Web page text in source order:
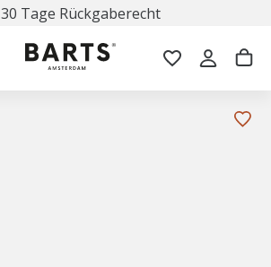
30 Tage Rückgaberecht